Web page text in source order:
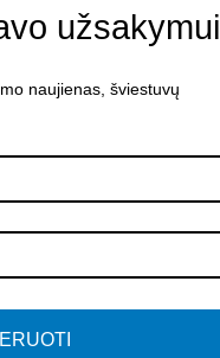
naujienas, šviestuvų